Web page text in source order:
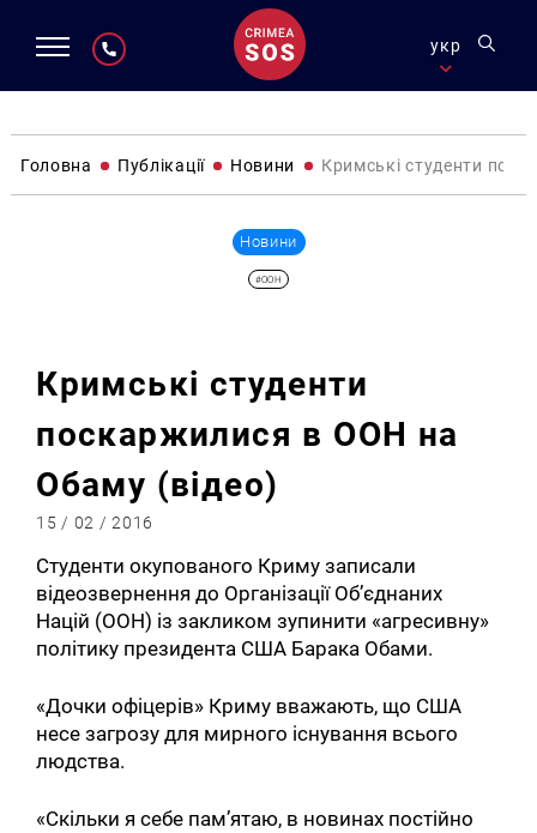
укр
Головна Публікації Новини Кримські студенти
Новини
#ООН
Кримські студенти
поскаржилися в ООН на
Обаму (відео)
15 / 02 / 2016
Студенти окупованого Криму записали
відеозвернення до Організації Об’єднаних
Націй (ООН) із закликом зупинити «агресивну»
політику президента США Барака Обами.
«Дочки офіцерів» Криму вважають, що США
несе загрозу для мирного існування всього
людства.
«Скільки я себе пам’ятаю, в новинах постійно